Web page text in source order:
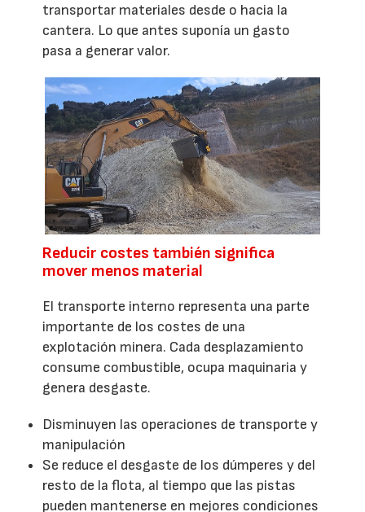
transportar materiales desde o hacia la
cantera. Lo que antes suponía un gasto
pasa a generar valor.
Reducir costes también significa
mover menos material
El transporte interno representa una parte
importante de los costes de una
explotación minera. Cada desplazamiento
consume combustible, ocupa maquinaria y
genera desgaste.
Disminuyen las operaciones de transporte y
manipulación
Se reduce el desgaste de los dúmperes y del
resto de la flota, al tiempo que las pistas
pueden mantenerse en mejores condiciones